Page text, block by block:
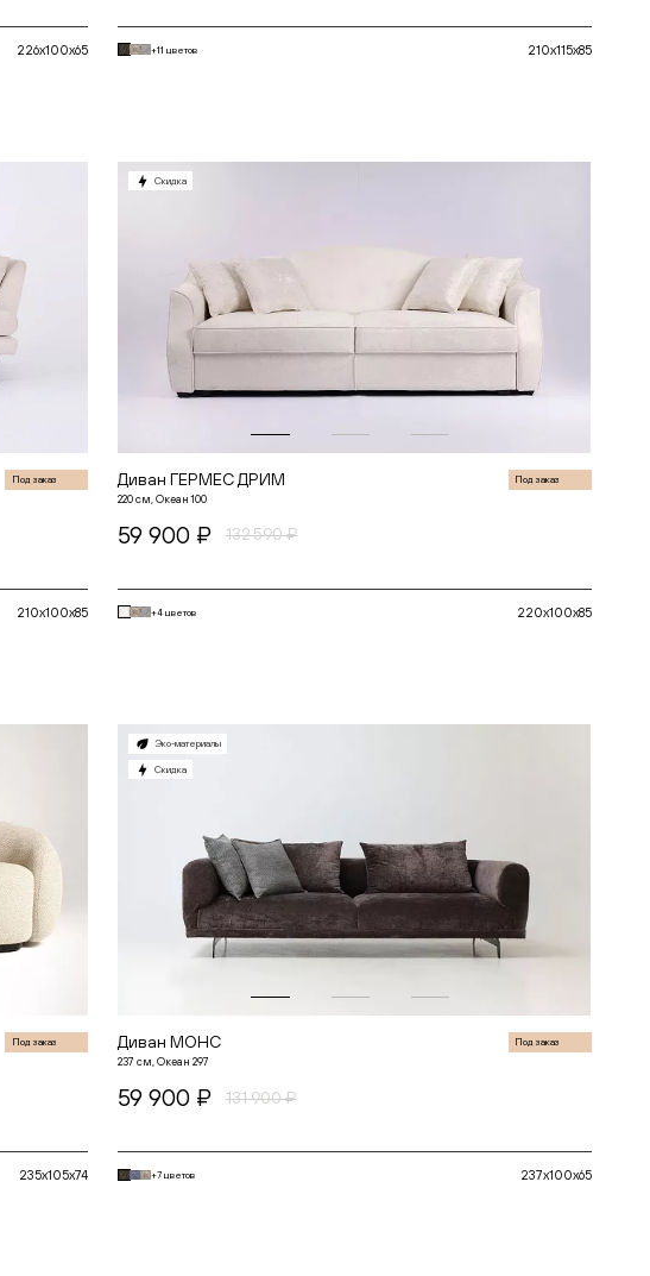
226x100x65 +11 цветов 210x115x85
Под заказ
210x100x85
Скидка
Диван ГЕРМЕС ДРИМ Под заказ
220 см, Океан 100
59 900 ₽ 132 590 ₽
+4 цветов 220x100x85
Под заказ
235x105x74
Эко-материалы
Скидка
Диван МОНС Под заказ
237 см, Океан 297
59 900 ₽ 131 900 ₽
+7 цветов 237x100x65